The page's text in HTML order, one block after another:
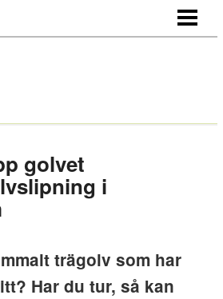
golvet
i
trägolv som har
Har du tur, så kan